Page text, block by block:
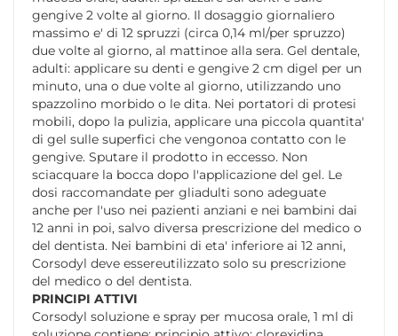
gengive 2 volte al giorno. Il dosaggio giornaliero
massimo e' di 12 spruzzi (circa 0,14 ml/per spruzzo)
due volte al giorno, al mattinoe alla sera. Gel dentale,
adulti: applicare su denti e gengive 2 cm digel per un
minuto, una o due volte al giorno, utilizzando uno
spazzolino morbido o le dita. Nei portatori di protesi
mobili, dopo la pulizia, applicare una piccola quantita'
di gel sulle superfici che vengonoa contatto con le
gengive. Sputare il prodotto in eccesso. Non
sciacquare la bocca dopo l'applicazione del gel. Le
dosi raccomandate per gliadulti sono adeguate
anche per l'uso nei pazienti anziani e nei bambini dai
12 anni in poi, salvo diversa prescrizione del medico o
del dentista. Nei bambini di eta' inferiore ai 12 anni,
Corsodyl deve essereutilizzato solo su prescrizione
del medico o del dentista.
PRINCIPI ATTIVI
Corsodyl soluzione e spray per mucosa orale, 1 ml di